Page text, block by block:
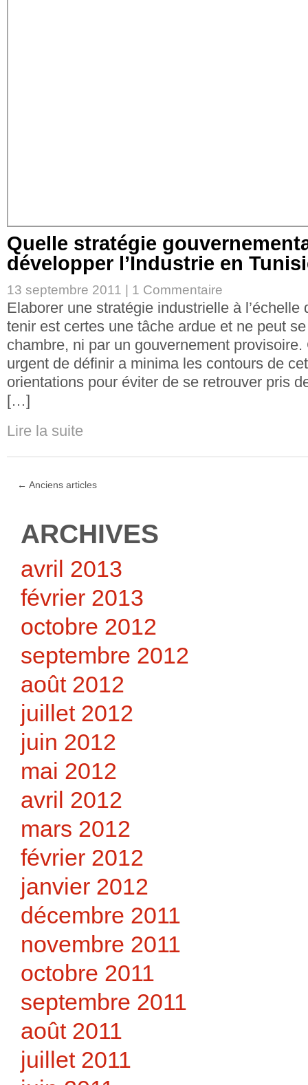
Quelle stratégie
développer l’Industrie en
13 septembre 2011 | 1 Commentaire
Elaborer une stratégie industrielle à l’échelle
tenir est certes une tâche ardue et ne peut
chambre, ni par un gouvernement
urgent de définir a minima les contours de
orientations pour éviter de se retrouver pris
[…]
Lire la suite
← Anciens articles
ARCHIVES
avril 2013
février 2013
octobre 2012
septembre 2012
août 2012
juillet 2012
juin 2012
mai 2012
avril 2012
mars 2012
février 2012
janvier 2012
décembre 2011
novembre 2011
octobre 2011
septembre 2011
août 2011
juillet 2011